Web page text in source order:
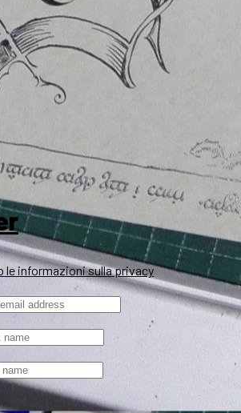
le informazioni sulla privacy